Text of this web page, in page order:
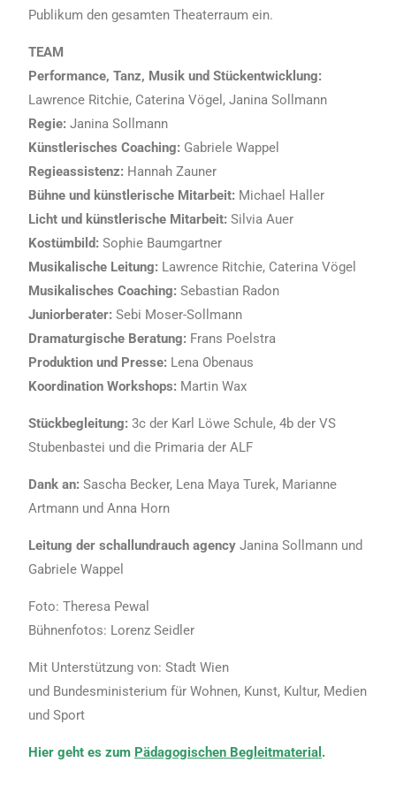
Publikum den gesamten Theaterraum ein.
TEAM
Performance, Tanz, Musik und Stückentwicklung:
Lawrence Ritchie, Caterina Vögel, Janina Sollmann
Regie: Janina Sollmann
Künstlerisches Coaching: Gabriele Wappel
Regieassistenz: Hannah Zauner
Bühne und künstlerische Mitarbeit: Michael Haller
Licht und künstlerische Mitarbeit: Silvia Auer
Kostümbild: Sophie Baumgartner
Musikalische Leitung: Lawrence Ritchie, Caterina Vögel
Musikalisches Coaching: Sebastian Radon
Juniorberater: Sebi Moser-Sollmann
Dramaturgische Beratung: Frans Poelstra
Produktion und Presse: Lena Obenaus
Koordination Workshops: Martin Wax
Stückbegleitung: 3c der Karl Löwe Schule, 4b der VS
Stubenbastei und die Primaria der ALF
Dank an: Sascha Becker, Lena Maya Turek, Marianne
Artmann und Anna Horn
Leitung der schallundrauch agency Janina Sollmann und
Gabriele Wappel
Foto: Theresa Pewal
Bühnenfotos: Lorenz Seidler
Mit Unterstützung von: Stadt Wien
und Bundesministerium für Wohnen, Kunst, Kultur, Medien
und Sport
Hier geht es zum Pädagogischen Begleitmaterial .